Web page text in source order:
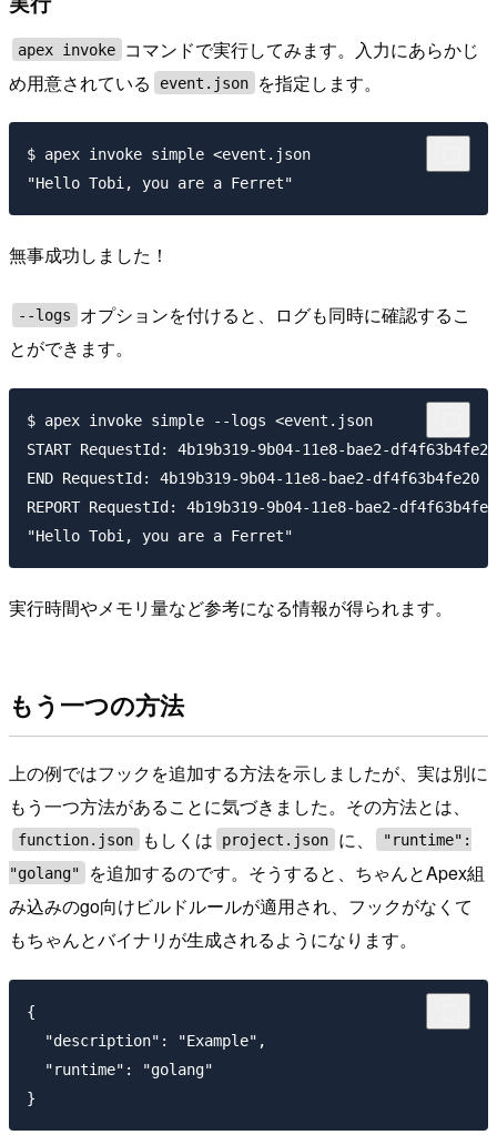
apex invoke
コマンドで実行してみます。入力にあらかじ
め用意されている
event.json を指定します。
$ apex invoke simple <event.json
無事成功しました！
--logs
オプションを付けると、ログも同時に確認するこ
とができます。
$ apex invoke simple --logs <event.json
START RequestId: 4b19b319-9b04-11e8-bae2-
END RequestId: 4b19b319-9b04-11e8-bae2-df4f63b4fe20
REPORT RequestId: 4b19b319-9b04-11e8-bae2-df4f63b4fe20	Duration: 0.42 ms	Billed Duration: 100 ms 	Memory Size: 128 MB	Max Memory Used: 22
実行時間やメモリ量など参考になる情報が得られます。
もう一つの方法
上の例ではフックを追加する方法を示しましたが、実は別に
もう一つ方法があることに気づきました。その方法とは、
function.json もしくは project.json に、
"runtime":
"golang"
を追加するのです。そうすると、ちゃんとApex組
み込みのgo向けビルドルールが適用され、フックがなくて
もちゃんとバイナリが生成されるようになります。
{
  "description": "Example",
  "runtime": "golang"